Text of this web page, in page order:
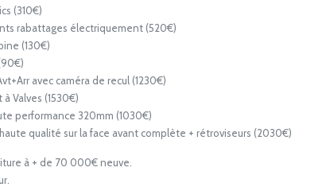
(310€)
rabattages électriquement (520€)
(130€)
avec caméra de recul (1230€)
Valves (1530€)
performance 320mm (1030€)
qualité sur la face avant complète + rétroviseurs (2030€)
à + de 70 000€ neuve.